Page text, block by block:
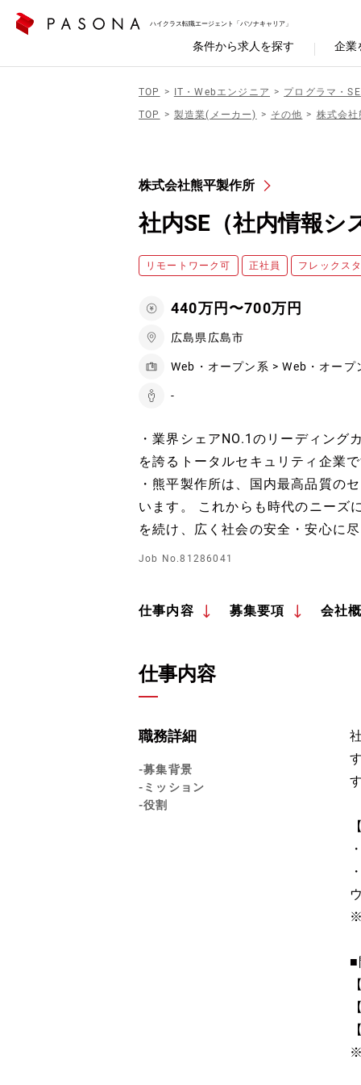
ハイクラス転職エージェント「パソナキャリア」
条件から求人を探す 企業
TOP IT・Webエンジニア
プログラマ・SE
TOP
製造業(メーカー) その他 株式会
株式会社熊平製作所
社内SE（社内情報シ
リモートワーク可 正社員 フレックス
440万円〜700万円
広島県広島市
Web・オープン系 > Web・オープ
-
・業界シェアNO.1のリーディン
を誇るトータルセキュリティ企業
・熊平製作所は、国内最高品質の
います。 これからも時代のニーズ
を続け、広く社会の安全・安心に
Job No.81286041
仕事内容 募集要項 会社
仕事内容
職務詳細
-募集背景
-ミッション
-役割
■